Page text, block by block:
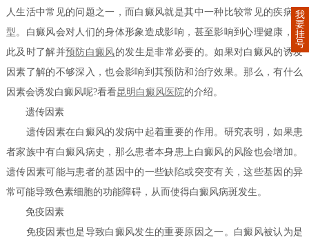
人生活中常见的问题之一，而白癜风就是其中一种比较常见的疾病类
型。白癜风会对人们的身体形象造成影响，甚至影响到心理健康，因
此及时了解并预防白癜风的发生是非常必要的。如果对白癜风的诱发
因素了解的不够深入，也会影响到其预防和治疗效果。那么，有什么
因素会诱发白癜风呢?看看昆明白癜风医院的介绍。
遗传因素
遗传因素在白癜风的发病中起着重要的作用。研究表明，如果患
者家族中有白癜风病史，那么患者本身患上白癜风的风险也会增加。
遗传因素可能与患者的基因中的一些缺陷或突变有关，这些基因的异
常可能导致色素细胞的功能障碍，从而使得白癜风病斑发生。
免疫因素
免疫因素也是导致白癜风发生的重要原因之一。白癜风被认为是
我
要
挂
号